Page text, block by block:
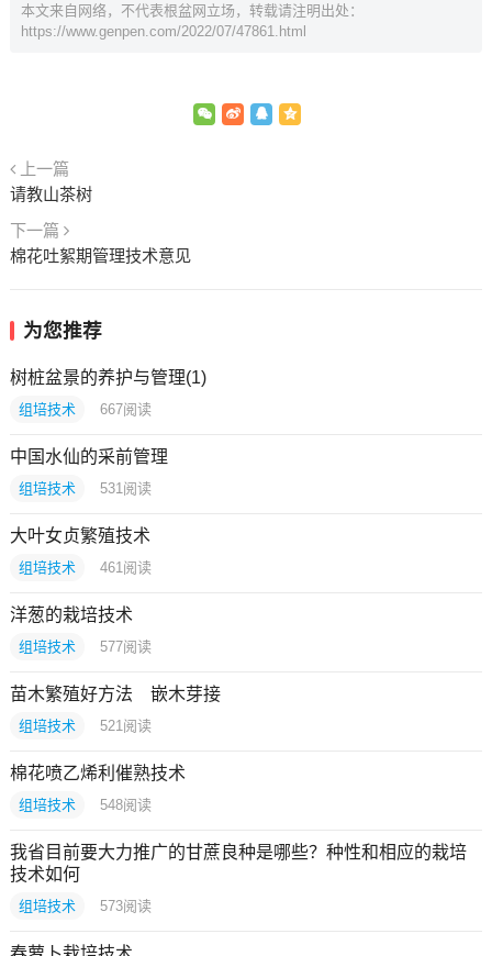
本文来自网络，不代表根盆网立场，转载请注明出处：
https://www.genpen.com/2022/07/47861.html
上一篇
请教山茶树
下一篇
棉花吐絮期管理技术意见
为您推荐
树桩盆景的养护与管理(1)
组培技术 667阅读
中国水仙的采前管理
组培技术 531 阅读
大叶女贞繁殖技术
组培技术 461 阅读
洋葱的栽培技术
组培技术 577阅读
苗木繁殖好方法 嵌木芽接
组培技术 521 阅读
棉花喷乙烯利催熟技术
组培技术 548阅读
我省目前要大力推广的甘蔗良种是哪些？种性和相应的栽培
技术如何
组培技术 573阅读